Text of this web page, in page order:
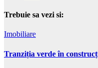
Trebuie sa vezi si:
Imobiliare
Tranziția verde în